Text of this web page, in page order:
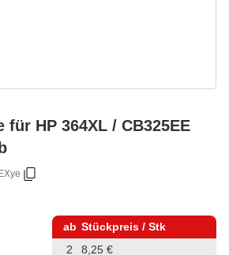
HP 364XL / CB325EE
ab Stückpreis / Stk
2
8,25 €